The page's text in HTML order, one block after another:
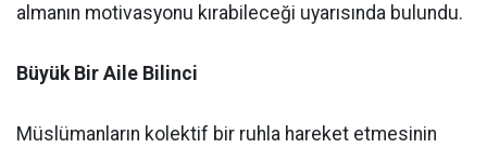
almanın motivasyonu kırabileceği uyarısında bulundu.
Büyük Bir Aile Bilinci
Müslümanların kolektif bir ruhla hareket etmesinin